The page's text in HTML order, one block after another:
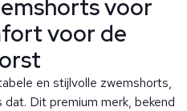
voor
voor de
en stijlvolle zwemshorts,
dat. Dit premium merk, bekend